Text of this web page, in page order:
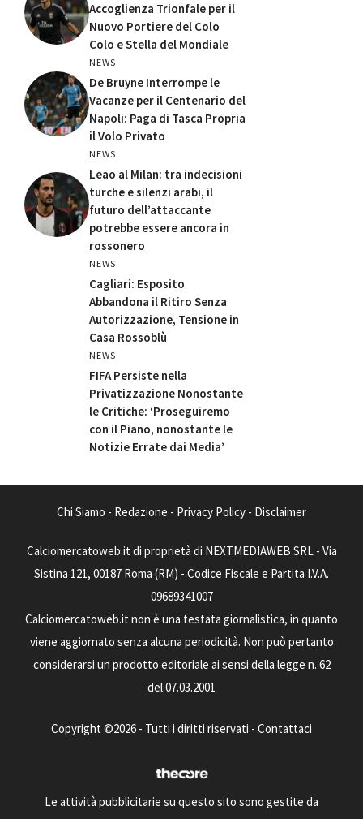
Accoglienza Trionfale per il
Nuovo Portiere del Colo
Colo e Stella del Mondiale
NEWS
De Bruyne Interrompe le
Vacanze per il Centenario del
Napoli: Paga di Tasca Propria
il Volo Privato
NEWS
Leao al Milan: tra indecisioni
turche e silenzi arabi, il
futuro dell’attaccante
potrebbe essere ancora in
rossonero
NEWS
Cagliari: Esposito
Abbandona il Ritiro Senza
Autorizzazione, Tensione in
Casa Rossoblù
NEWS
FIFA Persiste nella
Privatizzazione Nonostante
le Critiche: ‘Proseguiremo
con il Piano, nonostante le
Notizie Errate dai Media’
Chi Siamo - Redazione - Privacy Policy - Disclaimer
Calciomercatoweb.it di proprietà di NEXTMEDIAWEB SRL - Via
Sistina 121, 00187 Roma (RM) - Codice Fiscale e Partita I.V.A.
09689341007
Calciomercatoweb.it non è una testata giornalistica, in quanto
viene aggiornato senza alcuna periodicità. Non può pertanto
considerarsi un prodotto editoriale ai sensi della legge n. 62
del 07.03.2001
Copyright ©2026 - Tutti i diritti riservati - Contattaci
Le attività pubblicitarie su questo sito sono gestite da